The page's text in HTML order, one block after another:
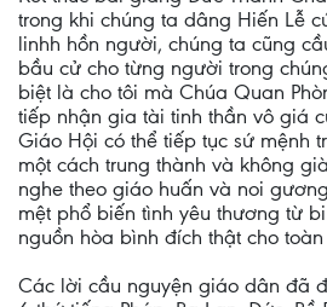
trong khi chúng ta dâng Hiến Lễ
linhh hồn người, chúng ta cũng
bầu cử cho từng người trong
biệt là cho tôi mà Chúa Quan
tiếp nhận gia tài tinh thần vô giá
Giáo Hội có thể tiếp tục sứ mệnh
một cách trung thành và không
nghe theo giáo huấn và noi
mệt phổ biến tình yêu thương từ
nguồn hòa bình đích thật cho
Các lời cầu nguyện giáo dân đã